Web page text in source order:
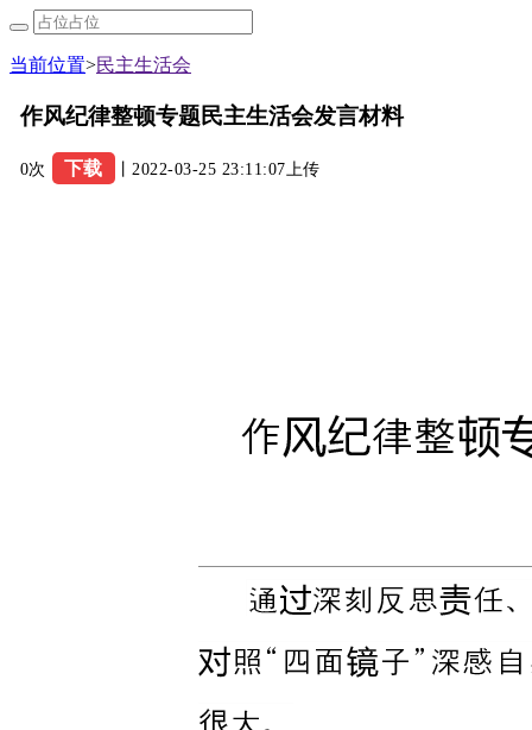
当前位置>民主生活会
作风纪律整顿专题民主生活会发言材料
0次 下载 丨2022-03-25 23:11:07上传